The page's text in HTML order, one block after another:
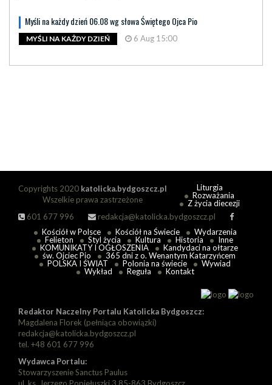
Myśli na każdy dzień 06.08 wg słowa Świętego Ojca Pio
MYŚLI NA KAŻDY DZIEŃ 6 Aug 15:00
Copyrights 2020 katolicka.bydgoszcz.pl
Wszelkie prawa zastrzeżone
601 677 996
redakcja@katolicka.bydgoszcz.pl
Liturgia
Rozważania
Z życia diecezji
Kościół w Polsce Kościół na Świecie
Wydarzenia
Felieton
Styl życia Kultura Historia
Inne
KOMUNIKATY I OGŁOSZENIA
Kandydaci na ołtarze
św. Ojciec Pio
365 dni z o. Wenantym Katarzyńcem
POLSKA I ŚWIAT
Polonia na świecie
Wywiad
Wykład
Reguła Kontakt
Redaktor Naczelny Portalu Katolicka Bydgoszcz:
Magdalena Florek (pełniąca obowiązki)
redakcja@katolicka.bydgoszcz.pl
tel. +48 601 677 996
Wydawca Portalu:
Stowarzyszenie Sanctus Paulus
ul. ks. Jerzego Popiełuszki 3 85-863 Bydgoszcz